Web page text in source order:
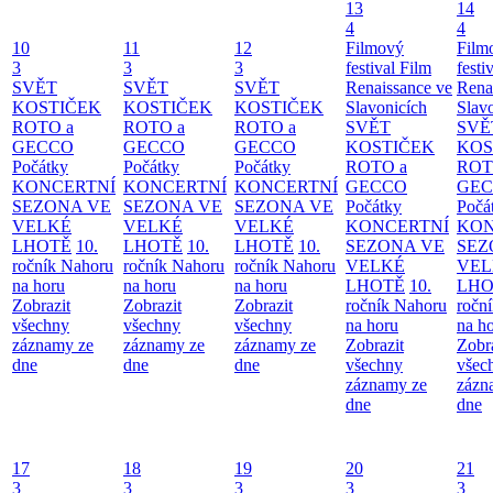
10
3
SVĚT
KOSTIČEK
ROTO a
GECCO
Počátky
KONCERTNÍ
SEZONA VE
VELKÉ
LHOTĚ 10.
ročník Nahoru
na horu
Zobrazit
všechny
záznamy ze
dne
11
3
SVĚT
KOSTIČEK
ROTO a
GECCO
Počátky
KONCERTNÍ
SEZONA VE
VELKÉ
LHOTĚ 10.
ročník Nahoru
na horu
Zobrazit
všechny
záznamy ze
dne
12
3
SVĚT
KOSTIČEK
ROTO a
GECCO
Počátky
KONCERTNÍ
SEZONA VE
VELKÉ
LHOTĚ 10.
ročník Nahoru
na horu
Zobrazit
všechny
záznamy ze
dne
13
4
Filmový
festival Film
Renaissance ve
Slavonicích
SVĚT
KOSTIČEK
ROTO a
GECCO
Počátky
KONCERTNÍ
SEZONA VE
VELKÉ
LHOTĚ 10.
ročník Nahoru
na horu
Zobrazit
všechny
záznamy ze
dne
14
4
na
dne
17
3
18
3
19
3
20
3
21
3